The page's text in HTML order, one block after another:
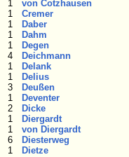
1
von Cotzhausen
1
Cremer
1
Daber
1
Dahm
1
Degen
4
Deichmann
1
Delank
1
Delius
3
Deußen
1
Deventer
2
Dicke
1
Diergardt
1
von Diergardt
6
Diesterweg
1
Dietze